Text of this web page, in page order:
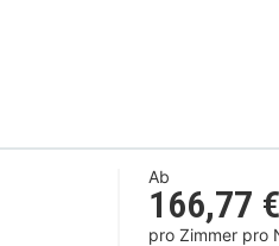
Ab
166,77 €
pro Zimmer pro